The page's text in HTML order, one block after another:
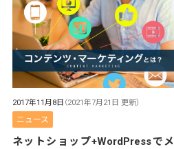
2017年11月8日 （2021年7月21日 更新）
ニュース
ネットショップ+WordPressでメ